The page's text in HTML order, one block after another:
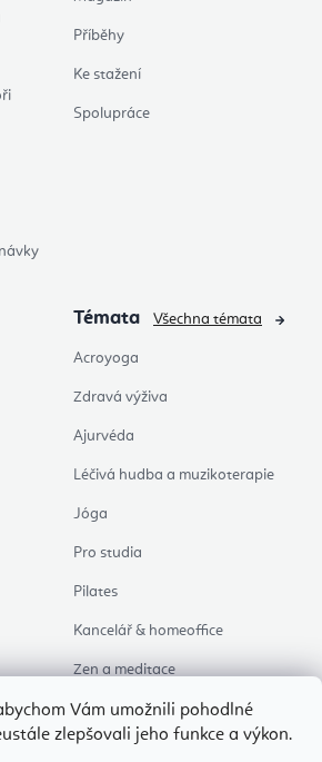
Vám umožnili pohodlné
zlepšovali jeho funkce a výkon.
Příběhy
Ke stažení
Spolupráce
Témata
Acroyoga
Zdravá výživa
Ajurvéda
Léčivá hudba a muzikoterapie
Jóga
Pro studia
Pilates
Kancelář & homeoffice
Zen a meditace
Aromaterapie
Zdravý spánek
Všechna témata